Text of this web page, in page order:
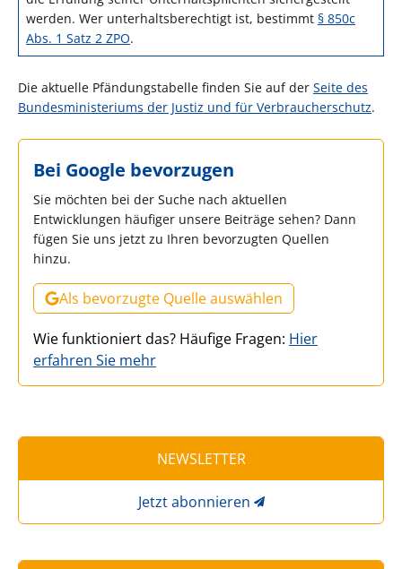
werden. Wer unterhaltsberechtigt ist, bestimmt § 850c
Abs. 1 Satz 2 ZPO.
Die aktuelle Pfändungstabelle finden Sie auf der Seite des
Bundesministeriums der Justiz und für Verbraucherschutz.
Bei Google bevorzugen
Sie möchten bei der Suche nach aktuellen
Entwicklungen häufiger unsere Beiträge sehen? Dann
fügen Sie uns jetzt zu Ihren bevorzugten Quellen
hinzu.
Als bevorzugte Quelle auswählen
Wie funktioniert das? Häufige Fragen: Hier
erfahren Sie mehr
NEWSLETTER
Jetzt abonnieren